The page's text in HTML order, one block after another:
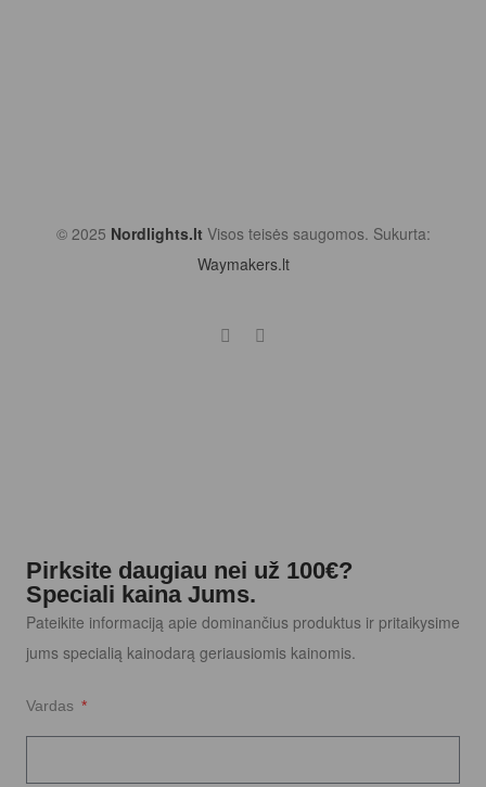
© 2025 Nordlights.lt Visos teisės saugomos. Sukurta:
Waymakers.lt
Pirksite daugiau nei už 100€?
Speciali kaina Jums.
Pateikite informaciją apie dominančius produktus ir pritaikysime
jums specialią kainodarą geriausiomis kainomis.
Vardas